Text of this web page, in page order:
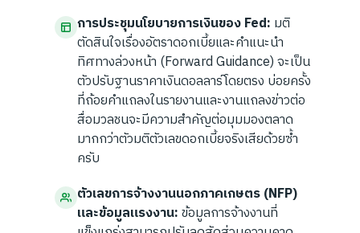
การประชุมนโยบายการเงินของ Fed: มติ
ตัดสินใจเรื่องอัตราดอกเบี้ยและคำแนะนำ
ทิศทางล่วงหน้า (Forward Guidance) จะเป็น
ตัวปรับฐานราคาเงินดอลลาร์โดยตรง บ่อยครั้ง
ที่ถ้อยคำแถลงในรายงานและงานแถลงข่าวต่อ
สื่อมวลชนจะมีความสำคัญต่อมุมมองตลาด
มากกว่าตัวมติตัวเลขดอกเบี้ยจริงเสียด้วยซ้ำ
ครับ
ตัวเลขการจ้างงานนอกภาคเกษตร (NFP)
และข้อมูลแรงงาน:ข้อมูลการจ้างงานที่